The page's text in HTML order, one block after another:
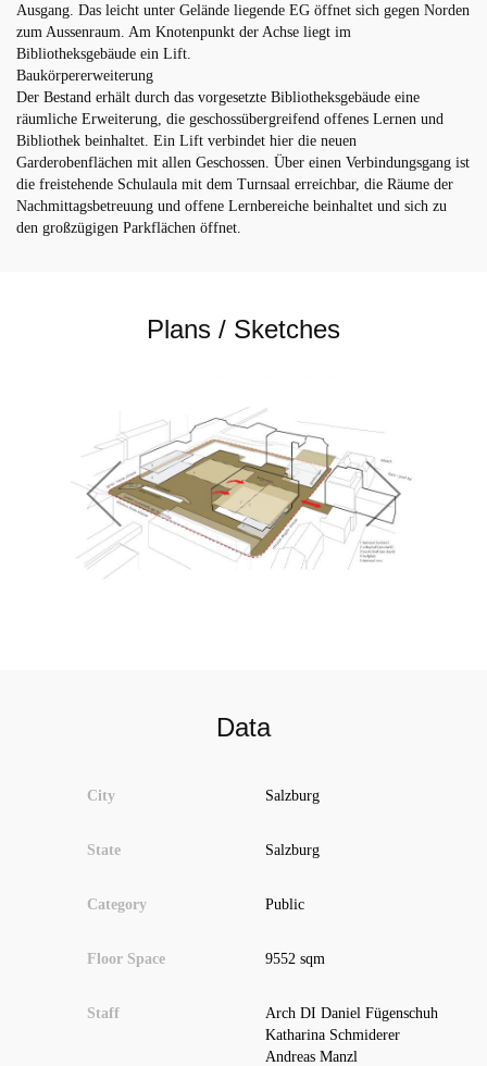
Ausgang. Das leicht unter Gelände liegende EG öffnet sich gegen Norden
zum Aussenraum. Am Knotenpunkt der Achse liegt im
Bibliotheksgebäude ein Lift.
Baukörpererweiterung
Der Bestand erhält durch das vorgesetzte Bibliotheksgebäude eine
räumliche Erweiterung, die geschossübergreifend offenes Lernen und
Bibliothek beinhaltet. Ein Lift verbindet hier die neuen
Garderobenflächen mit allen Geschossen. Über einen Verbindungsgang ist
die freistehende Schulaula mit dem Turnsaal erreichbar, die Räume der
Nachmittagsbetreuung und offene Lernbereiche beinhaltet und sich zu
den großzügigen Parkflächen öffnet.
Plans / Sketches
Data
City Salzburg
State Salzburg
Category Public
Floor Space 9552 sqm
Staff
Arch DI Daniel Fügenschuh
Katharina Schmiderer
Andreas Manzl